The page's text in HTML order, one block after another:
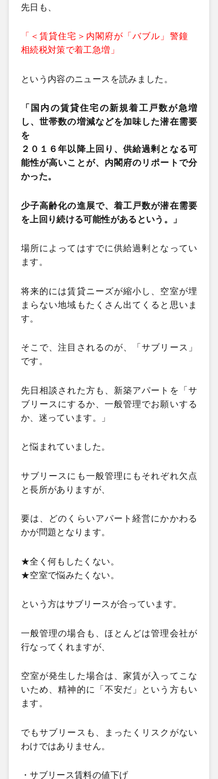
先日も、
「＜賃貸住宅＞内閣府が「バブル」警鐘
相続税対策で着工急増」
という内容のニュースを読みました。
「国内の賃貸住宅の新規着工戸数が急増
し、世帯数の増減などを加味した潜在需要
を
２０１６年以降上回り、供給過剰となる可
能性が高いことが、内閣府のリポートで分
かった。
少子高齢化の進展で、着工戸数が潜在需要
を上回り続ける可能性があるという。」
場所によってはすでに供給過剰となってい
ます。
将来的には賃貸ニーズが縮小し、空室が埋
まらない地域もたくさん出てくると思いま
す。
そこで、注目されるのが、「サブリース」
です。
先日相談された方も、新築アパートを「サ
ブリースにするか、一般管理でお願いする
か、迷っています。」
と悩まれていました。
サブリースにも一般管理にもそれぞれ欠点
と長所がありますが、
要は、どのくらいアパート経営にかかわる
かが問題となります。
★全く何もしたくない。
★空室で悩みたくない。
という方はサブリースが合っています。
一般管理の場合も、ほとんどは管理会社が
行なってくれますが、
空室が発生した場合は、家賃が入ってこな
いため、精神的に「不安だ」という方もい
ます。
でもサブリースも、まったくリスクがない
わけではありません。
・サブリース賃料の値下げ